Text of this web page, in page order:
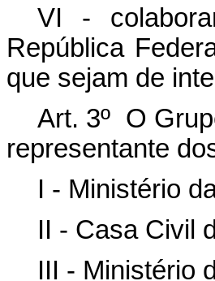
VI -
República
que sejam de
Art. 3º O
representante
I - Ministério
II - Casa Civil
III - Ministério